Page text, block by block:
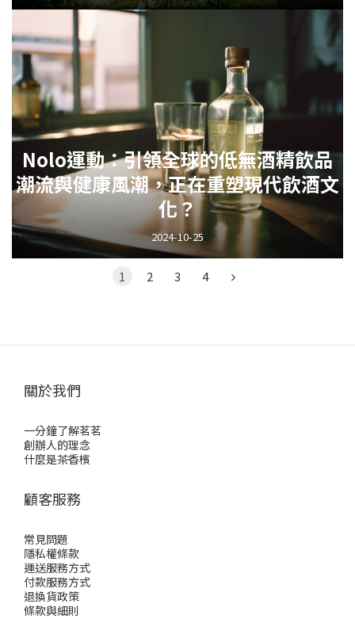
Nolo運動：引領全球的低無酒精飲品
潮流與健康風潮，正在重塑現代飲酒文
化？
2024-10-25
1 2 3 4
關於我們
一分鐘了解茗茗
創辦人的理念
什麼是茶香檳
顧客服務
常見問題
隱私權條款
運送服務方式
付款服務方式
退換貨政策
條款與細則